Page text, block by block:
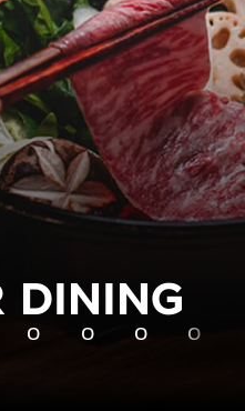
DINING
0 0 0 0